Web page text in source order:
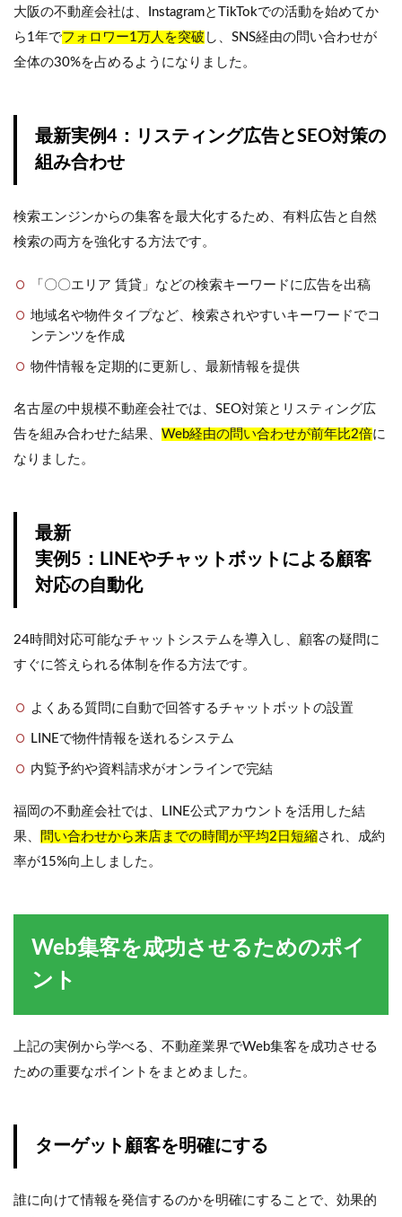
大阪の不動産会社は、InstagramとTikTokでの活動を始めてか
ら1年でフォロワー1万人を突破 し、SNS経由の問い合わせが
全体の30%を占めるようになりました。
最新実例4：リスティング広告とSEO対策の
組み合わせ
検索エンジンからの集客を最大化するため、有料広告と自然
検索の両方を強化する方法です。
「〇〇エリア 賃貸」などの検索キーワードに広告を出稿
地域名や物件タイプなど、検索されやすいキーワードでコ
ンテンツを作成
物件情報を定期的に更新し、最新情報を提供
名古屋の中規模不動産会社では、SEO対策とリスティング広
告を組み合わせた結果、 Web経由の問い合わせが前年比2倍に
なりました。
最新
実例5：LINEやチャットボットによる顧客
対応の自動化
24時間対応可能なチャットシステムを導入し、顧客の疑問に
すぐに答えられる体制を作る方法です。
よくある質問に自動で回答するチャットボットの設置
LINEで物件情報を送れるシステム
内覧予約や資料請求がオンラインで完結
福岡の不動産会社では、LINE公式アカウントを活用した結
果、
問い合わせから来店までの時間が平均2日短縮され、成約
率が15%向上しました。
Web集客を成功させるためのポイ
ント
上記の実例から学べる、不動産業界でWeb集客を成功させる
ための重要なポイントをまとめました。
ターゲット顧客を明確にする
誰に向けて情報を発信するのかを明確にすることで、効果的